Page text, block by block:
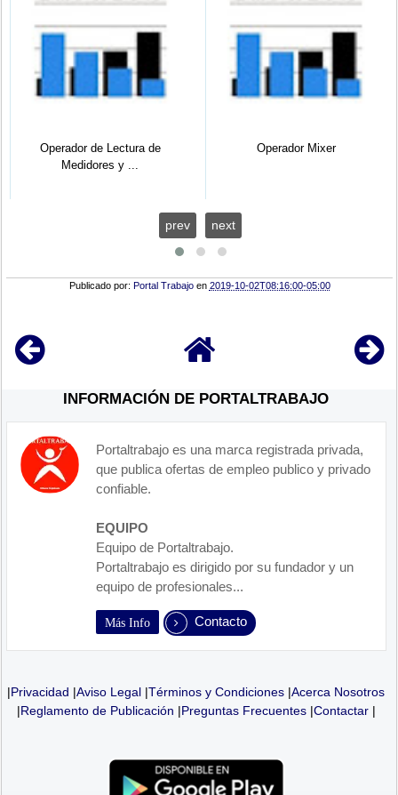
Operador de Lectura de
Medidores y ...
Operador Mixer
prev next
Publicado por: Portal Trabajo en 2019-10-02T08:16:00-05:00
INFORMACIÓN DE PORTALTRABAJO
Portaltrabajo es una marca registrada privada,
que publica ofertas de empleo publico y privado
confiable.
EQUIPO
Equipo de Portaltrabajo.
Portaltrabajo es dirigido por su fundador y un
equipo de profesionales...
Más Info Contacto
|Privacidad |Aviso Legal |Términos y Condiciones |Acerca Nosotros
|Reglamento de Publicación |Preguntas Frecuentes|Contactar|